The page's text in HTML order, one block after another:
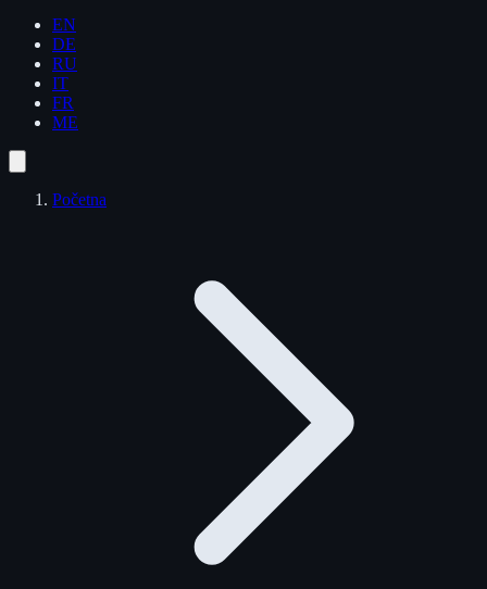
EN
DE
RU
IT
FR
ME
Početna